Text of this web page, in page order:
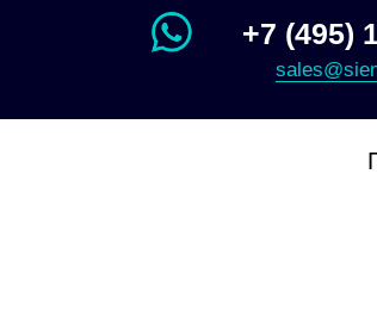
+7 (495)